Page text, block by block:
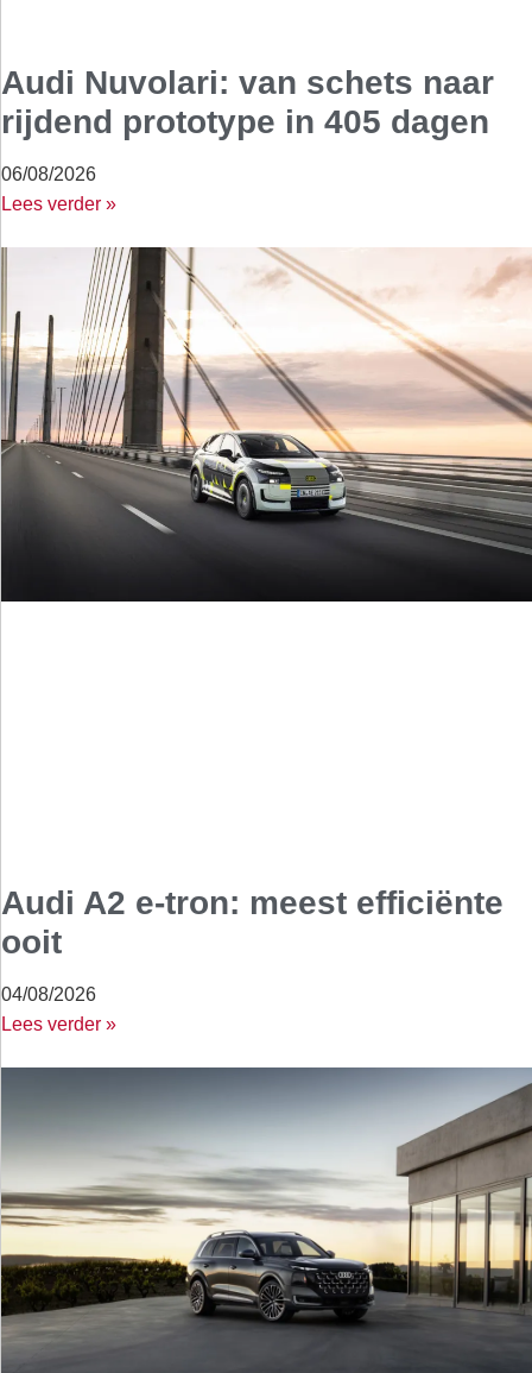
Audi Nuvolari: van schets naar
rijdend prototype in 405 dagen
06/08/2026
Lees verder »
Audi A2 e-tron: meest efficiënte
ooit
04/08/2026
Lees verder »